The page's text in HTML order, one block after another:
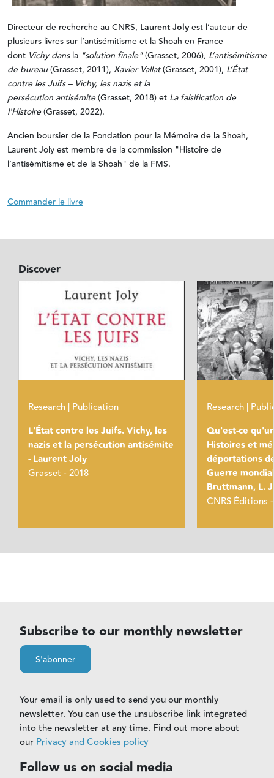
Directeur de recherche au CNRS, Laurent Jolyest l’auteur de
plusieurs livres sur l’antisémitisme et la Shoah en France
dont Vichy dansla "solution finale"(Grasset, 2006), L’antisémitisme
de bureau(Grasset, 2011), Xavier Vallat(Grasset, 2001), L’État
contre les Juifs – Vichy, les nazis et la
persécution antisémite(Grasset, 2018) et La falsification de
l'Histoire(Grasset, 2022).
Ancien boursier de la Fondation pour la Mémoire de la Shoah,
Laurent Joly est membre de la commission "Histoire de
l’antisémitisme et de la Shoah" de la FMS.
Commander le livre
Discover
Research | Publication
L'État contre les Juifs. Vichy, les
nazis et la persécution antisémite
- Laurent Joly
Grasset - 2018
Research |
Qu'est-ce
Histoires et
déportations
Guerre
Bruttmann, L.
CNRS Éditions
Subscribe to our monthly newsletter
S'abonner
Your email is only used to send you our monthly
newsletter. You can use the unsubscribe link integrated
into the newsletter at any time. Find out more about
our Privacy and Cookies policy
Follow us on social media